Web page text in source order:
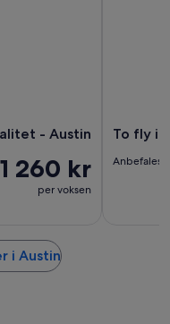
- Austin
1 260 kr
per voksen
To fly
Anbefales
i Austin